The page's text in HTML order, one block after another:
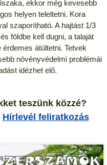
ekkor még kevesebb
helyen teleltetni. Kora
szaporítható. A hajtást 1/3
földbe kell dugni, a talaját
átültetni. Tetvek
növényvédelmi problémái
idézhet elő.
teszünk közzé?
Hírlevél feliratkozás